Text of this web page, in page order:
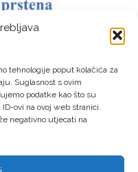
tehnologije poput kolačića za
Suglasnost s ovim
podatke kao što su
ovi na ovoj web stranici.
negativno utjecati na